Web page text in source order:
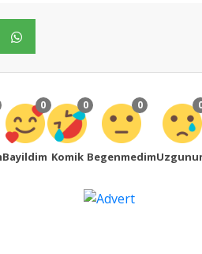
0
Bayildim
0
Komik
0
Begenmedim